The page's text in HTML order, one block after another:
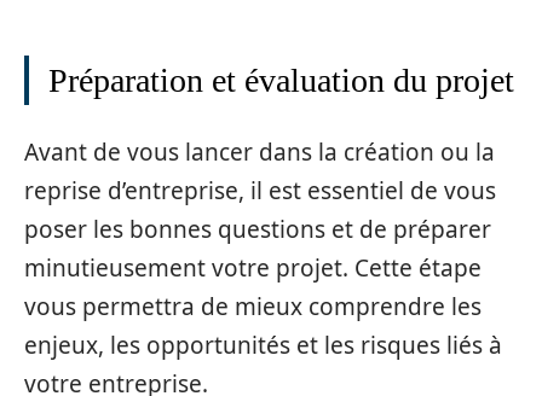
Préparation et évaluation du projet
Avant de vous lancer dans la création ou la
reprise d’entreprise, il est essentiel de vous
poser les bonnes questions et de préparer
minutieusement votre projet. Cette étape
vous permettra de mieux comprendre les
enjeux, les opportunités et les risques liés à
votre entreprise.